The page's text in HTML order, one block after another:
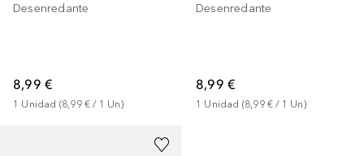
Desenredante
8,99 €
1 Unidad (8,99 € / 1 Un)
Desenredante
8,99 €
1 Unidad (8,99 € / 1 Un)